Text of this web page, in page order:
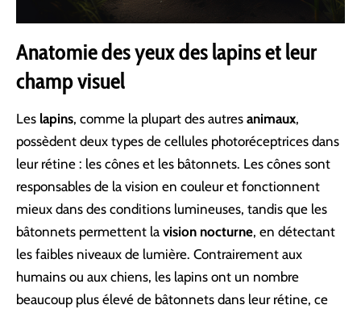
Anatomie des yeux des lapins et leur
champ visuel
Les lapins, comme la plupart des autres animaux,
possèdent deux types de cellules photoréceptrices dans
leur rétine : les cônes et les bâtonnets. Les cônes sont
responsables de la vision en couleur et fonctionnent
mieux dans des conditions lumineuses, tandis que les
bâtonnets permettent la vision nocturne, en détectant
les faibles niveaux de lumière. Contrairement aux
humains ou aux chiens, les lapins ont un nombre
beaucoup plus élevé de bâtonnets dans leur rétine, ce